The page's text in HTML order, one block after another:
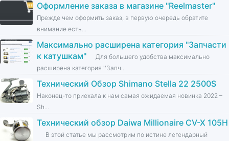
Оформление заказа в магазине ''Reelmaster''
Прежде чем оформить заказ, в первую очередь обратите
внимание есть...
Максимально расширена категория ''Запчасти
к катушкам''
Для большего удобства максимально
расширена категория ''Запч...
Технический Обзор Shimano Stella 22 2500S
Наконец-то приехала к нам самая ожидаемая новинка 2022 –
Sh...
Технический обзор Daiwa Millionaire CV-X 105H
В этой статье мы рассмотрим по истине легендарный